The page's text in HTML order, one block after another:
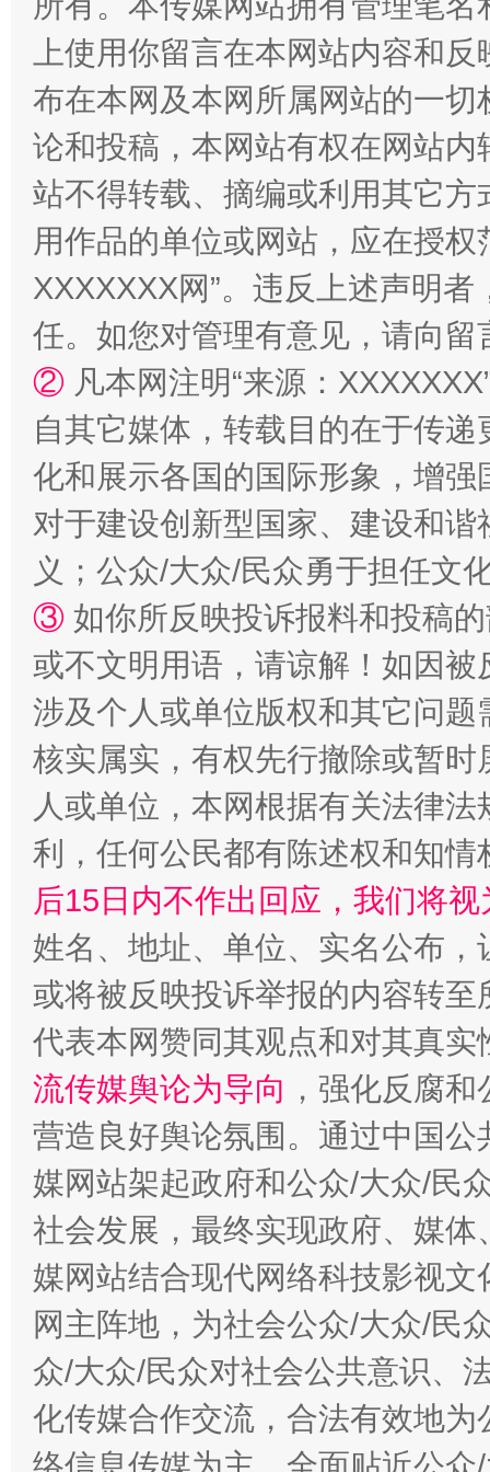
招工难、用工荒背后
网上购药对药下症？
这是一记警钟！ 谢
今
上使用你留言在本网站内容和
布在本网及本网所属网站的一
论和投稿，本网站有权在网站
站不得转载、摘编或利用其它
用作品的单位或网站，应在授
XXXXXXX网”。违反上述声明
任。如您对管理有意见，请向
② 凡本网注明“来源：
自其它媒体，转载目的在于传
化和展示各国的国际形象，增
对于建设创新型国家、建设和
义；公众/大众/民众勇于担任文
③ 如你所反映投诉报料和投稿
或不文明用语，请谅解！如因
涉及个人或单位版权和其它问题
核实属实，有权先行撤除或暂
人或单位，本网根据有关法律
利，任何公民都有陈述权和知情
后15日内不作出回应，我们将
姓名、地址、单位、实名公布
或将被反映投诉举报的内容转
代表本网赞同其观点和对其真实
流传媒舆论为导向 ，强化反腐
营造良好舆论氛围。通过中国
媒网站架起政府和公众/大众/民
社会发展，最终实现政府、媒
媒网站结合现代网络科技影视
网主阵地，为社会公众/大众/民
众/大众/民众对社会公共意识、
化传媒合作交流，合法有效地